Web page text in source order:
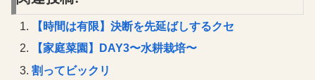
【時間は有限】決断を先延ばしするクセ
【家庭菜園】DAY3〜水耕栽培〜
割ってビックリ